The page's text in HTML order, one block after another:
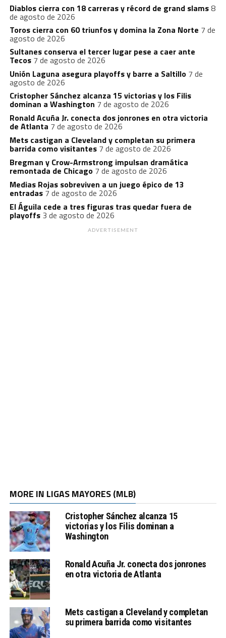
Diablos cierra con 18 carreras y récord de grand slams8
de agosto de 2026
Toros cierra con 60 triunfos y domina la Zona Norte 7 de
agosto de 2026
Sultanes conserva el tercer lugar pese a caer ante
Tecos 7 de agosto de 2026
Unión Laguna asegura playoffs y barre a Saltillo 7 de
agosto de 2026
Cristopher Sánchez alcanza 15 victorias y los Filis
dominan a Washington 7 de agosto de 2026
Ronald Acuña Jr. conecta dos jonrones en otra victoria
de Atlanta 7 de agosto de 2026
Mets castigan a Cleveland y completan su primera
barrida como visitantes 7 de agosto de 2026
Bregman y Crow-Armstrong impulsan dramática
remontada de Chicago 7 de agosto de 2026
Medias Rojas sobreviven a un juego épico de 13
entradas 7 de agosto de 2026
El Águila cede a tres figuras tras quedar fuera de
playoffs 3 de agosto de 2026
ADVERTISEMENT
MORE IN LIGAS MAYORES (MLB)
Cristopher Sánchez alcanza 15
victorias y los Filis dominan a
Washington
Ronald Acuña Jr. conecta dos jonrones
en otra victoria de Atlanta
Mets castigan a Cleveland y completan
su primera barrida como visitantes